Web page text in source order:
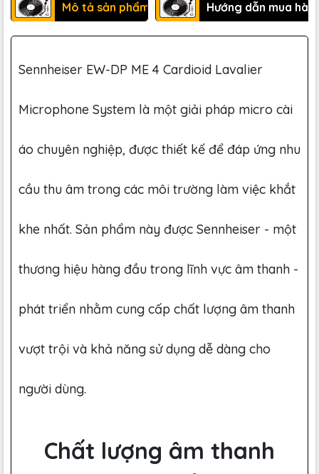
Mô tả sản phẩm Hướng dẫn mua
Sennheiser EW-DP ME 4 Cardioid Lavalier
Microphone System là một giải pháp micro cài
áo chuyên nghiệp, được thiết kế để đáp ứng nhu
cầu thu âm trong các môi trường làm việc khắt
khe nhất. Sản phẩm này được Sennheiser - một
thương hiệu hàng đầu trong lĩnh vực âm thanh -
phát triển nhằm cung cấp chất lượng âm thanh
vượt trội và khả năng sử dụng dễ dàng cho
người dùng.
Chất lượng âm thanh